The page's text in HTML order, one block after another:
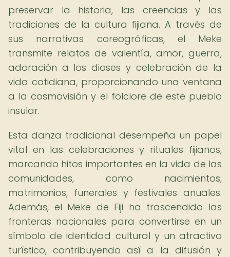
preservar la historia, las creencias y las
tradiciones de la cultura fijiana. A través de
sus narrativas coreográficas, el Meke
transmite relatos de valentía, amor, guerra,
adoración a los dioses y celebración de la
vida cotidiana, proporcionando una ventana
a la cosmovisión y el folclore de este pueblo
insular.
Esta danza tradicional desempeña un papel
vital en las celebraciones y rituales fijianos,
marcando hitos importantes en la vida de las
comunidades, como nacimientos,
matrimonios, funerales y festivales anuales.
Además, el Meke de Fiji ha trascendido las
fronteras nacionales para convertirse en un
símbolo de identidad cultural y un atractivo
turístico, contribuyendo así a la difusión y